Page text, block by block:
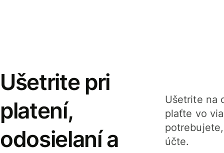
Ušetrite pri
platení,
odosielaní a
Ušetrite na
plaťte vo
účte.